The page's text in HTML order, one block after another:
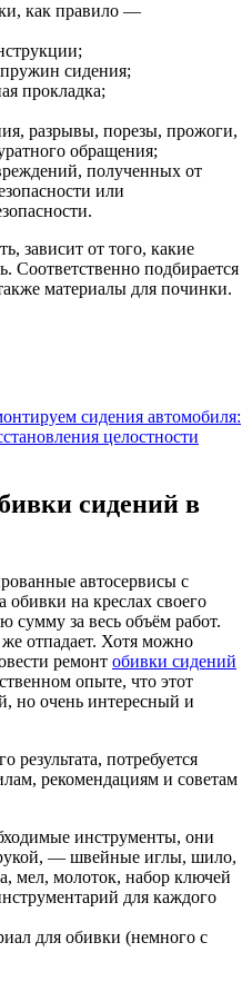
как правило —
сидения;
прокладка;
разрывы, порезы, прожоги,
обращения;
полученных от
или
зависит от того, какие
Соответственно подбирается
материалы для починки.
сидения автомобиля:
целостности
сидений в
автосервисы с
на креслах своего
за весь объём работ.
отпадает. Хотя можно
ремонт обивки сидений
опыте, что этот
но очень интересный и
результата, потребуется
рекомендациям и советам
инструменты, они
— швейные иглы, шило,
мел, молоток, набор ключей
для каждого
для обивки (немного с